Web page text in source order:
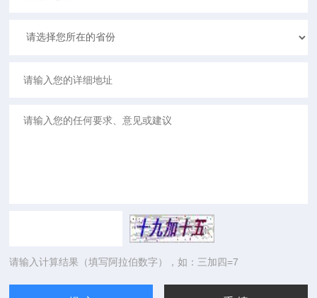
请输入计算结果（填写阿拉伯数字），如：三加四=7